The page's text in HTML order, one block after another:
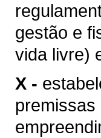
gestão e
vida livre)
X -
premissas